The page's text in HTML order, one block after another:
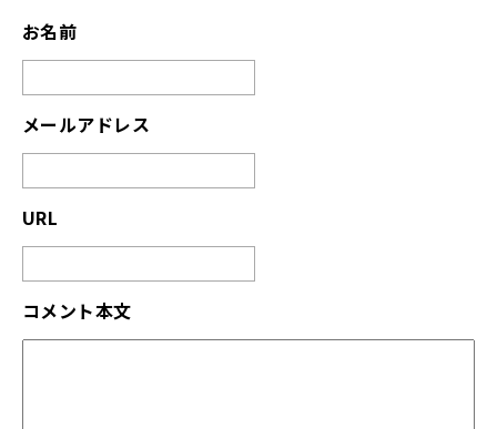
お名前
メールアドレス
URL
コメント本文